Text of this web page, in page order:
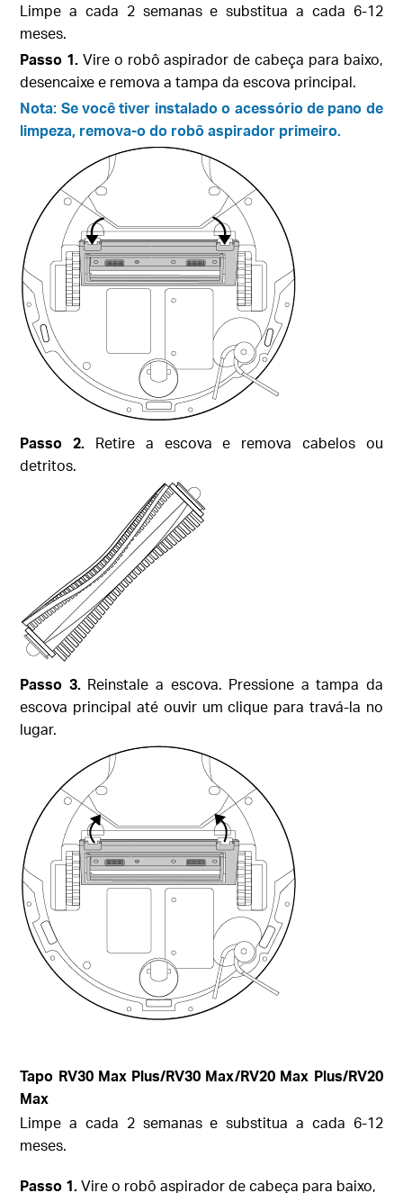
Limpe a cada 2 semanas e substitua a cada 6-12
meses.
Passo 1. Vire o robô aspirador de cabeça para baixo,
desencaixe e remova a tampa da escova principal.
Nota: Se você tiver instalado o acessório de pano de
limpeza, remova-o do robô aspirador primeiro.
Passo 2. Retire a escova e remova cabelos ou
detritos.
Passo 3. Reinstale a escova. Pressione a tampa da
escova principal até ouvir um clique para travá-la no
lugar.
Tapo RV30 Max Plus/RV30 Max/RV20 Max Plus/RV20
Max
Limpe a cada 2 semanas e substitua a cada 6-12
meses.
Passo 1.Vire o robô aspirador de cabeça para baixo,